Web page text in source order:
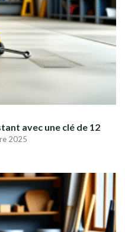
avec une clé de 12
2025